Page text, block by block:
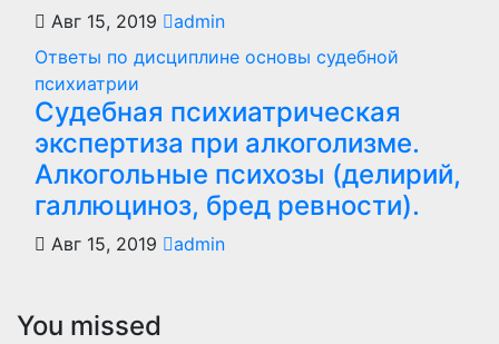
Авг 15, 2019
admin
Ответы по дисциплине основы судебной
психиатрии
Судебная психиатрическая
экспертиза при алкоголизме.
Алкогольные психозы (делирий,
галлюциноз, бред ревности).
Авг 15, 2019 admin
You missed